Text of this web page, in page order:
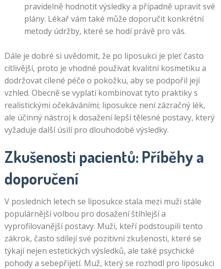
pravidelně hodnotit výsledky a případně upravit své
plány. Lékař vám také může doporučit konkrétní
metody údržby, které se hodí právě pro vás.
Dále je dobré si uvědomit, že po liposukci je pleť často
citlivější, proto je vhodné používat kvalitní kosmetiku a
dodržovat cílené péče o pokožku, aby se podpořil její
vzhled. Obecně se vyplatí kombinovat tyto praktiky s
realistickými očekáváními; liposukce není zázračný lék,
ale účinný nástroj k dosažení lepší tělesné postavy, který
vyžaduje další úsilí pro dlouhodobé výsledky.
Zkušenosti pacientů: Příběhy a
doporučení
V posledních letech se liposukce stala mezi muži stále
populárnější volbou pro dosažení štíhlejší a
vyprofilovanější postavy. Muži, kteří podstoupili tento
zákrok, často sdílejí své pozitivní zkušenosti, které se
týkají nejen estetických výsledků, ale také psychické
pohody a sebepřijetí. Muž, který se rozhodl pro liposukci